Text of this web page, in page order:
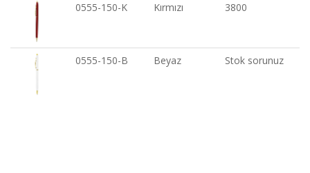
0555-150-K Kırmızı 3800
0555-150-B Beyaz Stok sorunuz